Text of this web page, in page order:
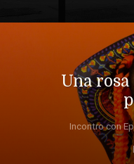
Una
Incontro con